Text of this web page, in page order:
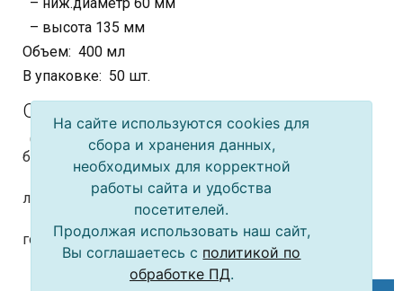
– высота 135 мм
Объем: 400 мл
В упаковке: 50 шт.
Описание
Стаканы «Lollipop» изготовлены из целлюлозной
бумаги с двусторонним покрытием полиэтиленом.
Подходят под любые холодные напитки: вода со
льдом, холодный чай, лимонад, коктейль и т.д.
Красочная и яркая раскраска (красный цвет,
горошек и пр.) задают отличное настроение!
На сайте используются cookies для
сбора и хранения данных,
необходимых для корректной
работы сайта и удобства
посетителей.
Продолжая использовать наш сайт,
Вы соглашаетесь с политикой по
обработке ПД.